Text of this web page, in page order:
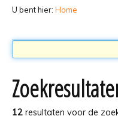
U bent hier: Home
12 resultaten voor de